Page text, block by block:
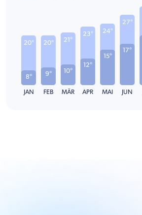
8°
20°
JAN
9°
20°
FEB
10°
21°
MÄR
12°
23°
APR
15°
24°
MAI
17°
27°
JUN